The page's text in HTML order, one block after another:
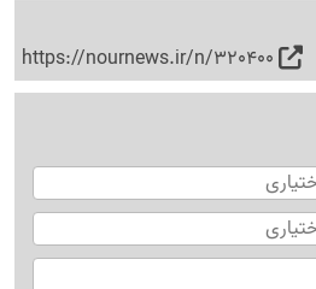
https://nournews.ir/n/320400